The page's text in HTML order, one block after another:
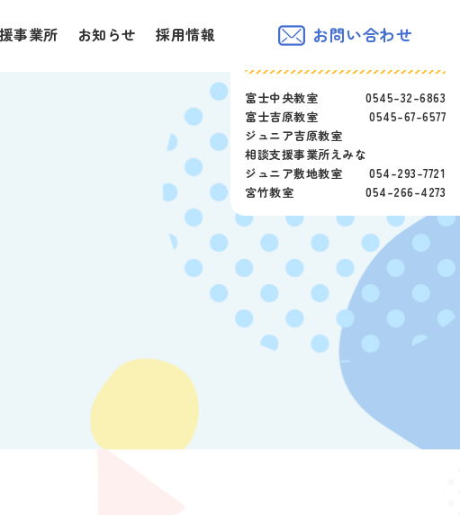
事業所 お知らせ 採用情報 お問い合わせ
富士中央教室
0545-32-6863
富士吉原教室
ジュニア吉原教室
相談支援事業所えみな
0545-67-6577
ジュニア敷地教室
054-293-7721
宮竹教室
054-266-4273